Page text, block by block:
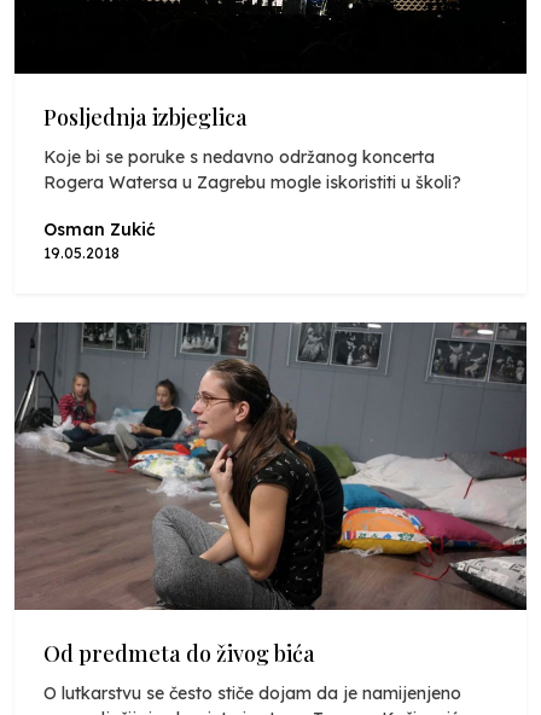
Posljednja izbjeglica
Koje bi se poruke s nedavno održanog koncerta
Rogera Watersa u Zagrebu mogle iskoristiti u školi?
Osman Zukić
19.05.2018
Od predmeta do živog bića
O lutkarstvu se često stiče dojam da je namijenjeno